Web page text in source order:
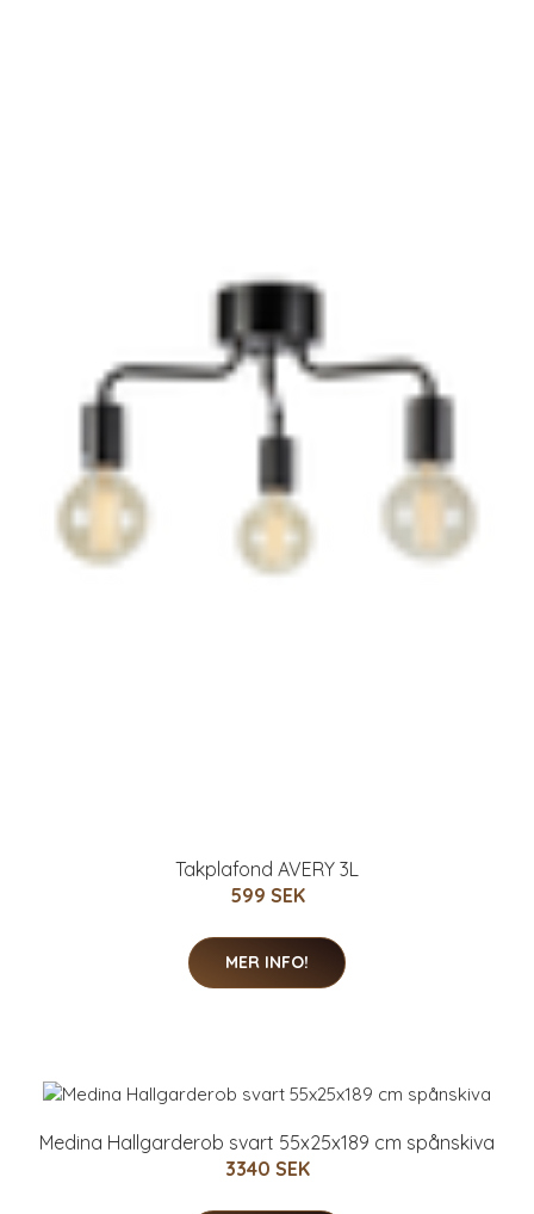
Takplafond AVERY 3L
599 SEK
MER INFO!
Medina Hallgarderob svart 55x25x189 cm spånskiva
3340 SEK